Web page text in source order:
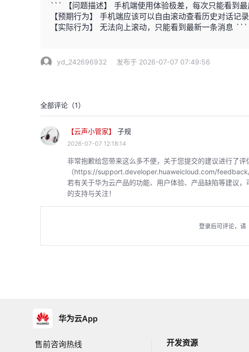
``` 【问题描述】 手机端使用体验极差，每次只能看到
【预期行为】 手机端应该可以自由滚动查看历史对话记录
【实际行为】 无法向上滚动，只能看到最新一条消息 ```
yd_242696932 发布于 2026-07-07 07:49:56
全部评论（1）
【云声小管家】 子规
2026-07-07 12:18:14
非常抱歉给您带来这么多不便，关于您提交的建议进行了
（https://support.developer.huaweicloud.com/feedback/
若有关于华为云产品的功能、用户体验、产品缺陷等建议
的支持与关注！
登录后可评论，请
华为云App
售前咨询热线 开发资源